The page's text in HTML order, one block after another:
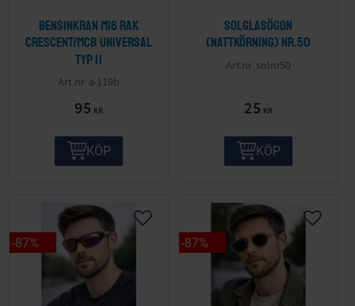
Bensinkran M16 Rak
Crescent/MCB Universal
Typ II
a-119b
95 KR
KÖP
Solglasögon
(nattkörning) nr.50
solnr50
25 KR
KÖP
87% 87%